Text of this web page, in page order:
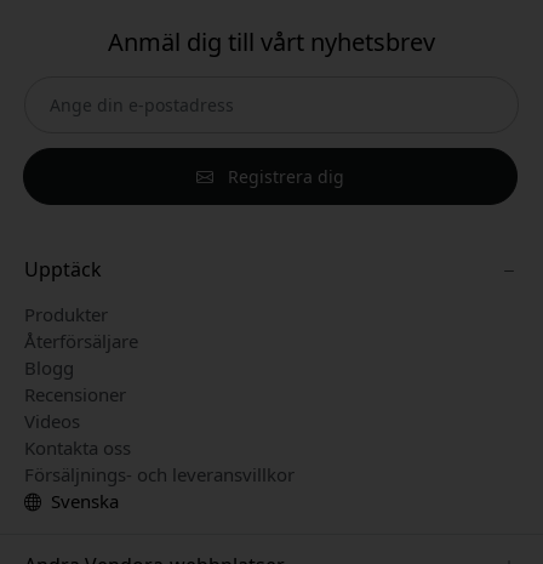
Anmäl dig till vårt nyhetsbrev
Registrera dig
Upptäck
Produkter
Återförsäljare
Blogg
Recensioner
Videos
Kontakta oss
Försäljnings- och leveransvillkor
Svenska